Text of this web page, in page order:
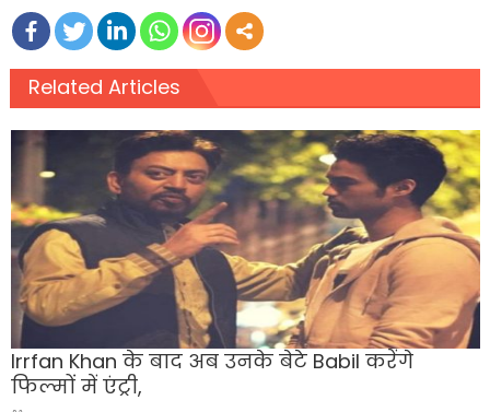
Related Articles
Irrfan Khan के बाद अब उनके बेटे Babil करेंगे
फिल्मों में एंट्री,